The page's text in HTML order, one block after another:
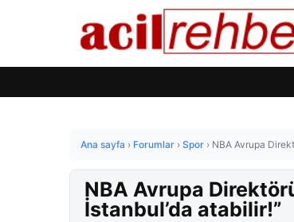
Ana sayfa › Forumlar › Spor › NBA Avrupa
NBA Avrupa
İstanbul’da atabilir!”